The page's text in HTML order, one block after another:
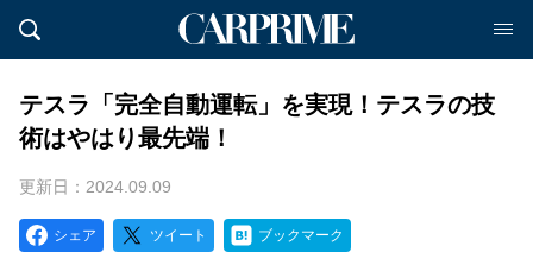
テスラ「完全自動運転」を実現！テスラの技
術はやはり最先端！
更新日：2024.09.09
シェア ツイート ブックマーク